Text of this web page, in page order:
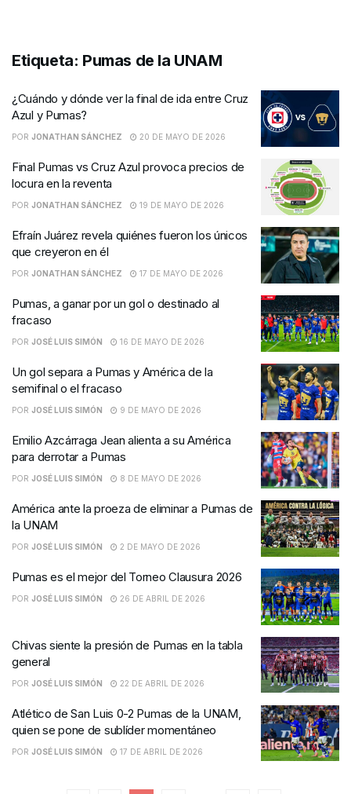
Etiqueta: Pumas de la UNAM
¿Cuándo y dónde ver la final de ida entre Cruz
Azul y Pumas?
POR JONATHAN SÁNCHEZ 20 DE MAYO DE 2026
Final Pumas vs Cruz Azul provoca precios de
locura en la reventa
POR JONATHAN SÁNCHEZ 19 DE MAYO DE 2026
Efraín Juárez revela quiénes fueron los únicos
que creyeron en él
POR JONATHAN SÁNCHEZ 17 DE MAYO DE 2026
Pumas, a ganar por un gol o destinado al
fracaso
POR JOSÉ LUIS SIMÓN 16 DE MAYO DE 2026
Un gol separa a Pumas y América de la
semifinal o el fracaso
POR JOSÉ LUIS SIMÓN 9 DE MAYO DE 2026
Emilio Azcárraga Jean alienta a su América
para derrotar a Pumas
POR JOSÉ LUIS SIMÓN 8 DE MAYO DE 2026
América ante la proeza de eliminar a Pumas de
la UNAM
POR JOSÉ LUIS SIMÓN 2 DE MAYO DE 2026
Pumas es el mejor del Torneo Clausura 2026
POR JOSÉ LUIS SIMÓN 26 DE ABRIL DE 2026
Chivas siente la presión de Pumas en la tabla
general
POR JOSÉ LUIS SIMÓN 22 DE ABRIL DE 2026
Atlético de San Luis 0-2 Pumas de la UNAM,
quien se pone de sublíder momentáneo
POR JOSÉ LUIS SIMÓN 17 DE ABRIL DE 2026